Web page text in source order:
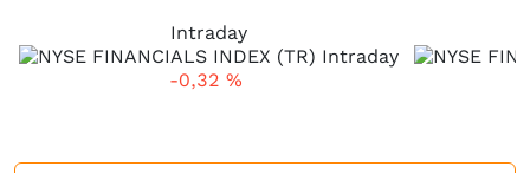
Intraday
-0,32 %